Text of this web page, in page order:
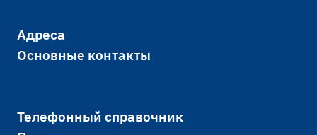
Адреса
Основные контакты
Телефонный справочник